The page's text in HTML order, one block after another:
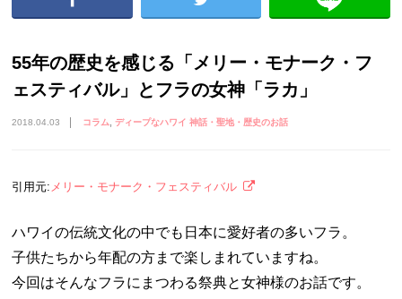
55年の歴史を感じる「メリー・モナーク・フ
ェスティバル」とフラの女神「ラカ」
2018.04.03 コラム ディープなハワイ 神話・聖地・歴史のお話
引用元: メリー・モナーク・フェスティバル
ハワイの伝統文化の中でも日本に愛好者の多いフラ。
子供たちから年配の方まで楽しまれていますね。
今回はそんなフラにまつわる祭典と女神様のお話です。